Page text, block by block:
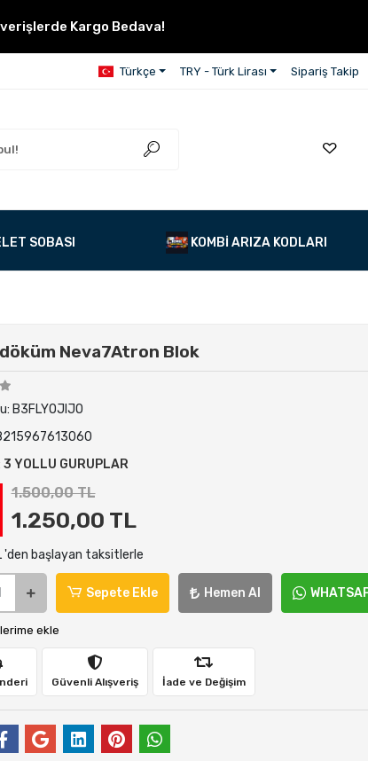
Kargo Bedava!
Türkçe TRY - Türk Lirası Sipariş Takip
SOBASI KOMBİ ARIZA KODLARI
Neva7Atron Blok
B3FLYOJIJO
3 YOLLU GURUPLAR
1.500,00 TL
1.250,00 TL
'den başlayan taksitlerle
Sepete Ekle Hemen Al
ekle
Güvenli Alışveriş İade ve Değişim